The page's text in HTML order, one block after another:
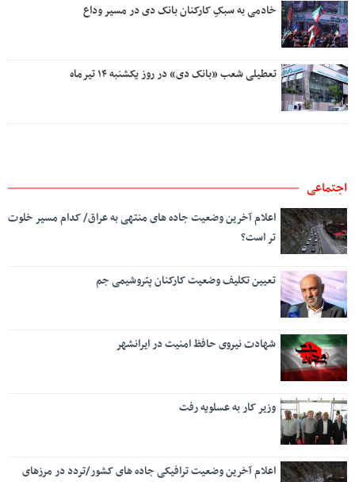
خادمی به سبکِ کارکنان بانک دی در مسیر وداع
تعطیلی شعب «بانک دی» در روز یکشنبه ۱۴ تیرماه
اجتماعی
اعلام آخرین وضعیت جاده های منتهی به عراق/ کدام مسیر خلوت
تر است؟
تعیین تکلیف وضعیت کارکنان پتروشیمی جم
شهادت نیروی حافظ امنیت در ایرانشهر
وزیر کار به عسلویه رفت
اعلام آخرین وضعیت ترافیکی جاده های کشور/تردد در مرزهای